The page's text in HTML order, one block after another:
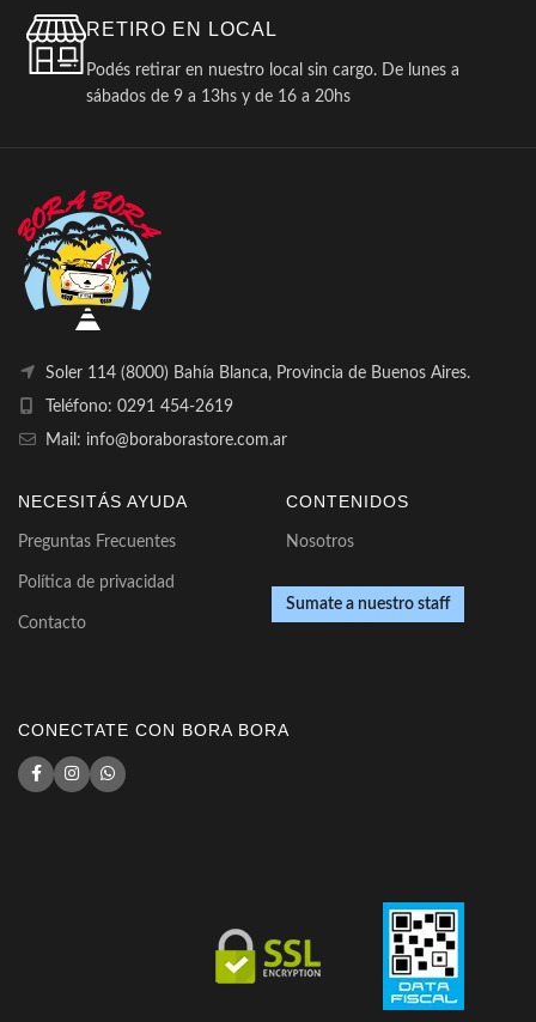
RETIRO EN LOCAL
Podés retirar en nuestro local sin cargo. De lunes a
sábados de 9 a 13hs y de 16 a 20hs
Soler 114 (8000) Bahía Blanca, Provincia de Buenos Aires.
Teléfono: 0291 454-2619
Mail: info@boraborastore.com.ar
NECESITÁS AYUDA
Preguntas Frecuentes
Política de privacidad
Contacto
CONTENIDOS
Nosotros
Sumate a nuestro staff
CONECTATE CON BORA BORA